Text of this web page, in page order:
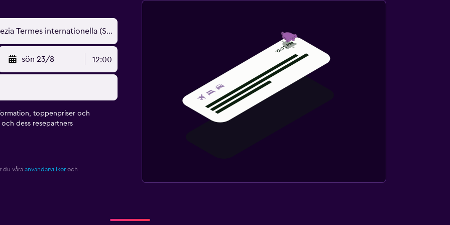
sön 23/8 12:00
toppenpriser och
dess resepartners
du våra användarvillkoroch